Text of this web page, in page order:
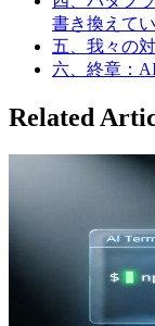
書き換えて
五、我々の
六、終章：
Related